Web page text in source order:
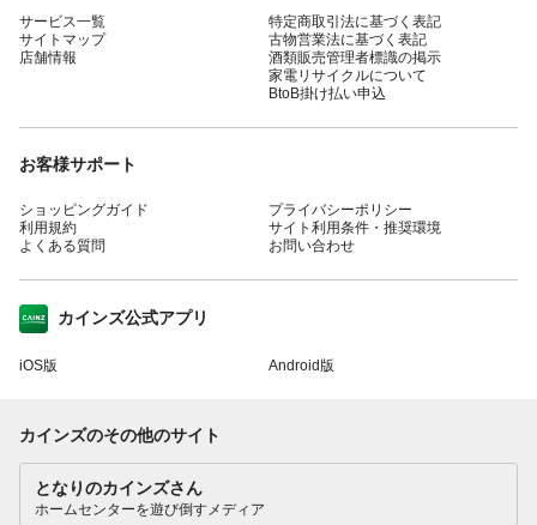
サービス一覧
サイトマップ
店舗情報
特定商取引法に基づく表記
古物営業法に基づく表記
酒類販売管理者標識の掲示
家電リサイクルについて
BtoB掛け払い申込
お客様サポート
ショッピングガイド
利用規約
よくある質問
プライバシーポリシー
サイト利用条件・推奨環境
お問い合わせ
カインズ公式アプリ
iOS版 Android版
カインズのその他のサイト
となりのカインズさん
ホームセンターを遊び倒すメディア